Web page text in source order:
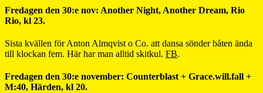
Fredagen den 30:e nov: Another Night, Another Dream, Rio
Rio, kl 23.
Sista kvällen för Anton Almqvist o Co. att dansa sönder båten ända
till klockan fem. Här har man alltid skitkul. FB.
Fredagen den 30:e november: Counterblast + Grace.will.fall +
M:40, Härden, kl 20.